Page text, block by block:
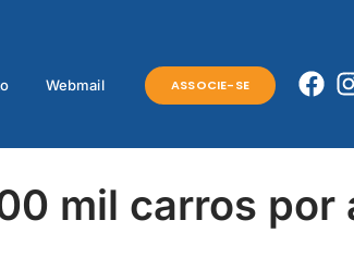
Webmail ASSOCIE-SE
mil carros por